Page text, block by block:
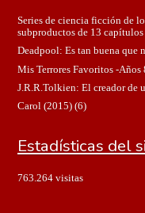
Series de ciencia ficción de
subproductos de 13 capítulos
Deadpool: Es tan buena que
Mis Terrores Favoritos -Años
J.R.R.Tolkien: El creador de
Carol (2015)(6)
Estadísticas del
763.264 visitas